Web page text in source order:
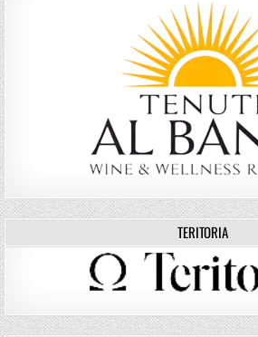
TERITORIA